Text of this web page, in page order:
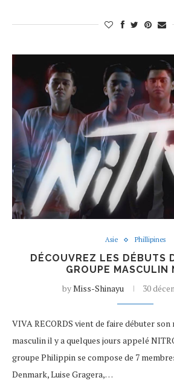
Asie Phillipines
DÉCOUVREZ LES DÉBUTS
GROUPE MASCULIN
byMiss-Shinayu 30
VIVA RECORDS vient de faire débuter son
masculin il y a quelques jours appelé
groupe Philippin se compose de 7
Denmark, Luise Gragera,…